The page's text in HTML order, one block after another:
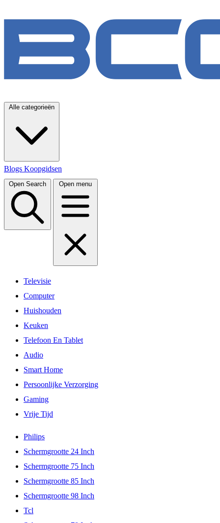
Alle categorieën
Blogs Koopgidsen
Open Search Open menu
Televisie
Computer
Huishouden
Keuken
Telefoon En Tablet
Audio
Smart Home
Persoonlijke Verzorging
Gaming
Vrije Tijd
Philips
Schermgrootte 24 Inch
Schermgrootte 75 Inch
Schermgrootte 85 Inch
Schermgrootte 98 Inch
Tcl